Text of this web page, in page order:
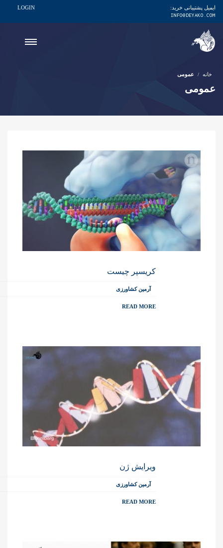
ایمیل پشتیبانی خرید:
INFO@DEYAKO.COM
LOGIN
خانه عمومی
عمومی
کریسپر چیست
آرمین کشاورزی
READ MORE
ویرایش ژن
آرمین کشاورزی
READ MORE